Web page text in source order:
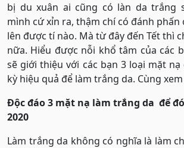
bị du xuân ai cũng có làn da trắng
mình cứ xỉn ra, thậm chí có đánh phấn
lên được tí nào. Mà từ đây đến Tết thì
nữa. Hiểu được nỗi khổ tâm của các
sẽ giới thiệu với các bạn 3 loại mặt
kỳ hiệu quả để làm trắng da. Cùng
Độc đáo 3 mặt nạ làm trắng da để
2020
Làm trắng da không có nghĩa là làm